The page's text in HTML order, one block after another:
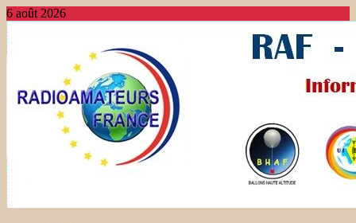
6 août 2026